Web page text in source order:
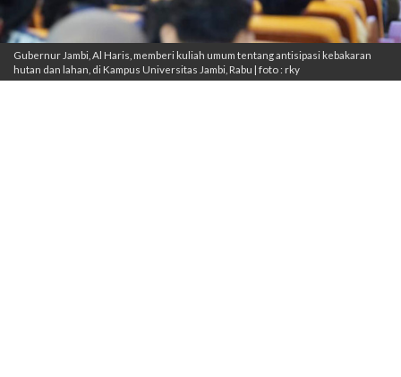
Gubernur Jambi, Al Haris, memberi kuliah umum tentang antisipasi kebakaran
hutan dan lahan, di Kampus Universitas Jambi, Rabu | foto : rky